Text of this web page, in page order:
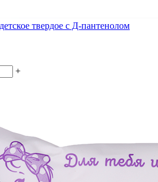
твердое с Д-пантенолом
+